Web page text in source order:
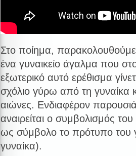
Στο ποίημα, παρακολουθούμε
ένα γυναικείο άγαλμα που
εξωτερικό αυτό ερέθισμα
σχόλιο γύρω από τη γυναίκα
αιώνες. Ενδιαφέρον
αναιρείται ο συμβολισμός του
ως σύμβολο το πρότυπο του
γυναίκα).